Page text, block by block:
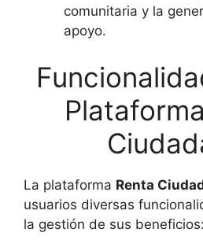
comunitaria y la
apoyo.
La plataforma Renta
usuarios diversas
la gestión de sus beneficios: